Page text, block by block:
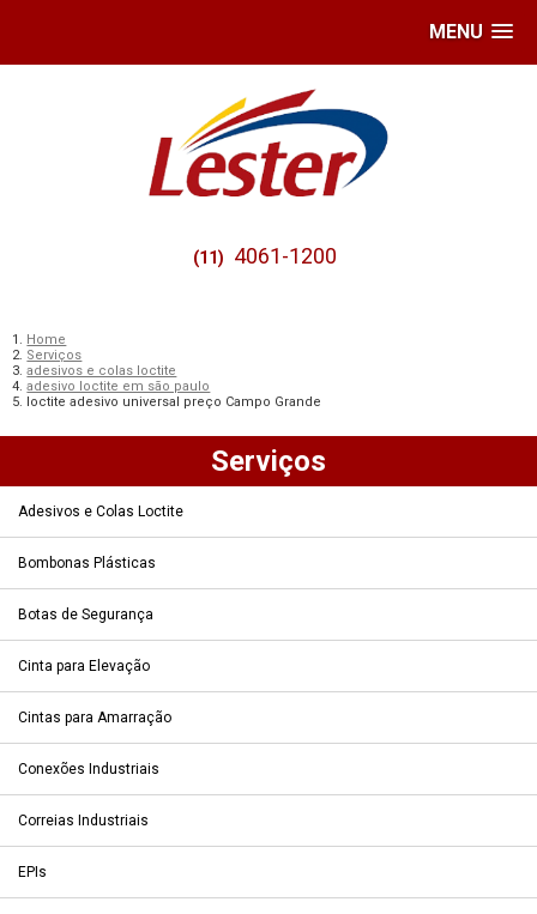
MENU
(11) 4061-1200
Home
Serviços
adesivos e colas loctite
adesivo loctite em são paulo
loctite adesivo universal preço Campo Grande
Serviços
Adesivos e Colas Loctite
Bombonas Plásticas
Botas de Segurança
Cinta para Elevação
Cintas para Amarração
Conexões Industriais
Correias Industriais
EPIs